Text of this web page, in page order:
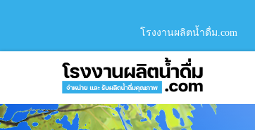
โรงงานผลิตน้ำดื่ม.com